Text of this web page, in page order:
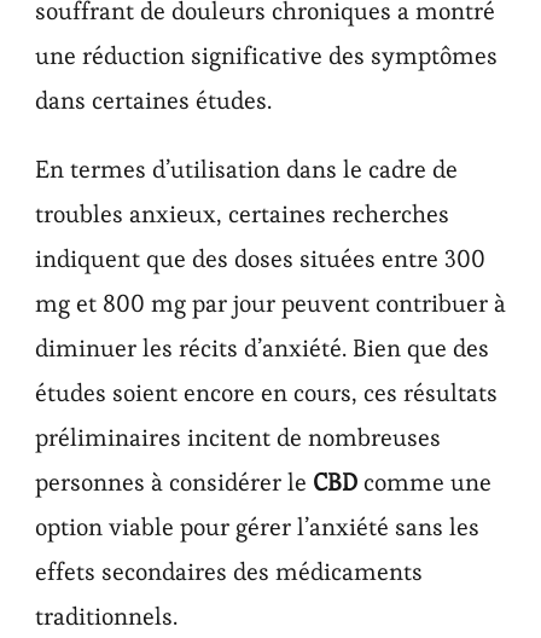
souffrant de douleurs chroniques a montré
une réduction significative des symptômes
dans certaines études.
En termes d’utilisation dans le cadre de
troubles anxieux, certaines recherches
indiquent que des doses situées entre 300
mg et 800 mg par jour peuvent contribuer à
diminuer les récits d’anxiété. Bien que des
études soient encore en cours, ces résultats
préliminaires incitent de nombreuses
personnes à considérer le CBDcomme une
option viable pour gérer l’anxiété sans les
effets secondaires des médicaments
traditionnels.